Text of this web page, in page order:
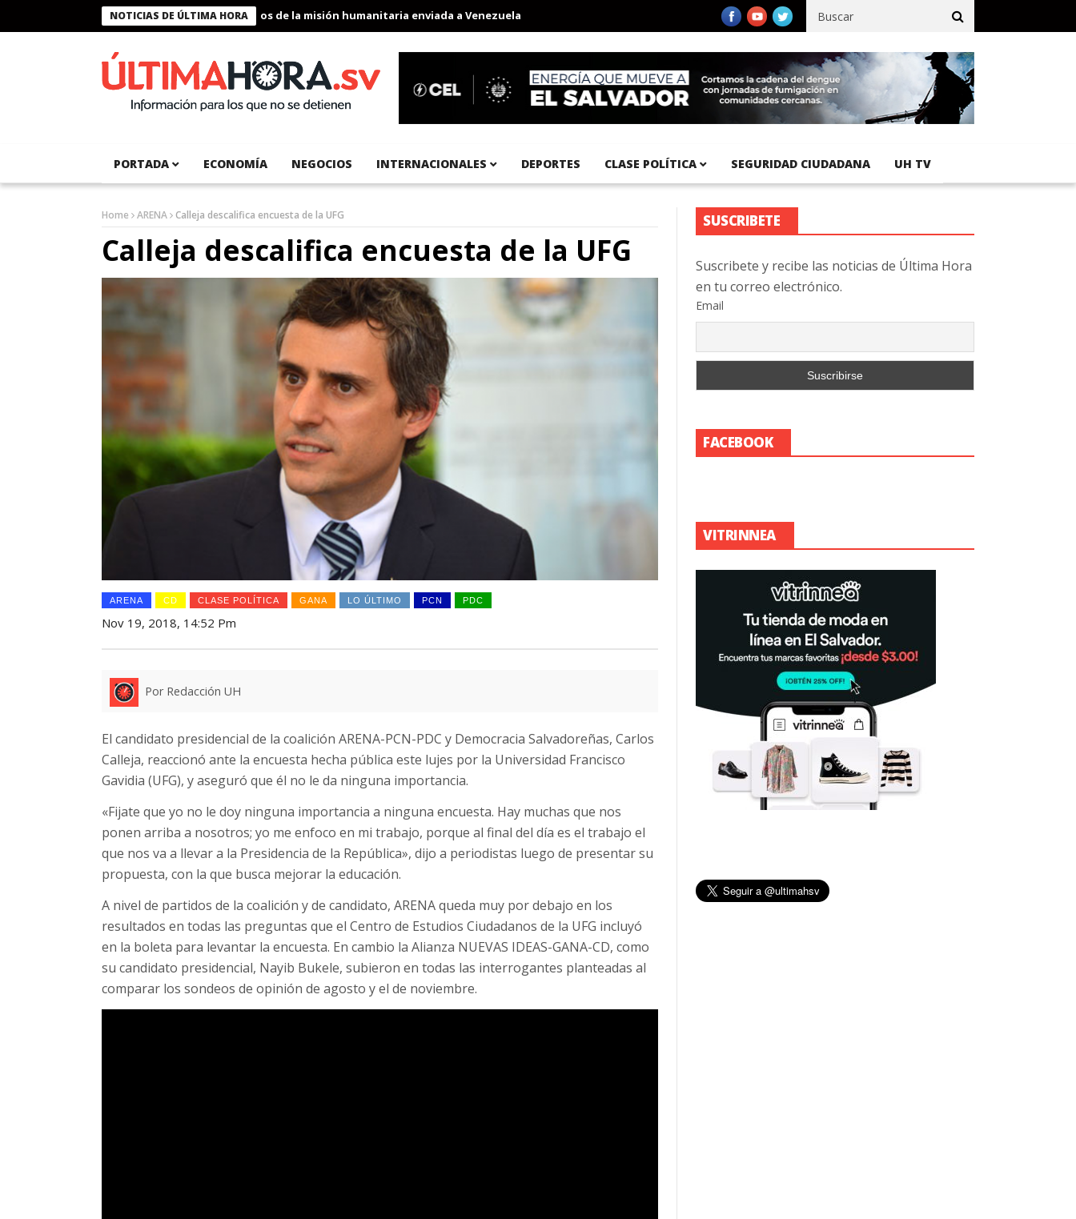
NOTICIAS DE ÚLTIMA HORA
Presidente Bukele condecora a miembros de la misión humanitaria enviada a Venezuela Aeropuerto Internacional del Pacífico registra 92 % de avance en obras de terracería
PORTADA ECONOMÍA NEGOCIOS INTERNACIONALES DEPORTES CLASE POLÍTICA SEGURIDAD CIUDADANA UH TV
Home ARENA Calleja descalifica encuesta de la UFG
Calleja descalifica encuesta de la UFG
ARENA CD CLASE POLÍTICA GANA LO ÚLTIMO PCN PDC
Nov 19, 2018, 14:52 Pm
Por Redacción UH
El candidato presidencial de la coalición ARENA-PCN-PDC y Democracia Salvadoreñas, Carlos
Calleja, reaccionó ante la encuesta hecha pública este lujes por la Universidad Francisco
Gavidia (UFG), y aseguró que él no le da ninguna importancia.
«Fijate que yo no le doy ninguna importancia a ninguna encuesta. Hay muchas que nos
ponen arriba a nosotros; yo me enfoco en mi trabajo, porque al final del día es el trabajo el
que nos va a llevar a la Presidencia de la República», dijo a periodistas luego de presentar su
propuesta, con la que busca mejorar la educación.
A nivel de partidos de la coalición y de candidato, ARENA queda muy por debajo en los
resultados en todas las preguntas que el Centro de Estudios Ciudadanos de la UFG incluyó
en la boleta para levantar la encuesta. En cambio la Alianza NUEVAS IDEAS-GANA-CD, como
su candidato presidencial, Nayib Bukele, subieron en todas las interrogantes planteadas al
comparar los sondeos de opinión de agosto y el de noviembre.
SUSCRIBETE
Suscribete y recibe las noticias de Última Hora
en tu correo electrónico.
Email
FACEBOOK
VITRINNEA